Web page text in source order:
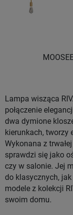
Lampa wisząca
połączenie
dwa dymione
kierunkach, tworzy
Wykonana z
sprawdzi się jako
czy w salonie. Jej
do klasycznych,
modele z kolekcji
swoim domu.